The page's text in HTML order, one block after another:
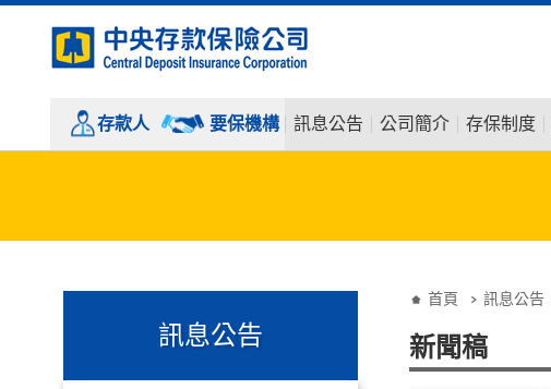
存款人 要保機構 訊息公告 公司簡介 存保制度
訊息公告
首頁 訊息公告
新聞稿